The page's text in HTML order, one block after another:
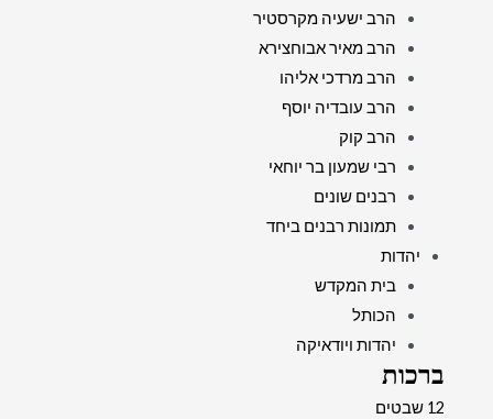
הרב ישעיה מקרסטיר
הרב מאיר אבוחצירא
הרב מרדכי אליהו
הרב עובדיה יוסף
הרב קוק
רבי שמעון בר יוחאי
רבנים שונים
תמונות רבנים ביחד
יהדות
בית המקדש
הכותל
יהדות ויודאיקה
ברכות
12 שבטים